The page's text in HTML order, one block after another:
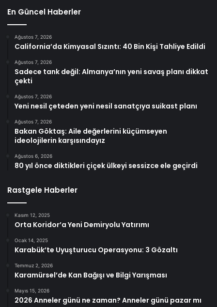
En Güncel Haberler
Ağustos 7, 2026
California’da Kimyasal Sızıntı: 40 Bin Kişi Tahliye Edildi
Ağustos 7, 2026
Sadece tank değil: Almanya’nın yeni savaş planı dikkat
çekti
Ağustos 7, 2026
Yeni nesil çeteden yeni nesil sanatçıya suikast planı
Ağustos 7, 2026
Bakan Göktaş: Aile değerlerini küçümseyen
ideolojilerin karşısındayız
Ağustos 6, 2026
80 yıl önce diktikleri çiçek ülkeyi sessizce ele geçirdi
Rastgele Haberler
Kasım 12, 2025
Orta Koridor’a Yeni Demiryolu Yatırımı
Ocak 14, 2025
Karabük’te Uyuşturucu Operasyonu: 3 Gözaltı
Temmuz 2, 2026
Karamürsel’de Kan Bağışı ve Bilgi Yarışması
Mayıs 15, 2026
2026 Anneler günü ne zaman? Anneler günü pazar mı